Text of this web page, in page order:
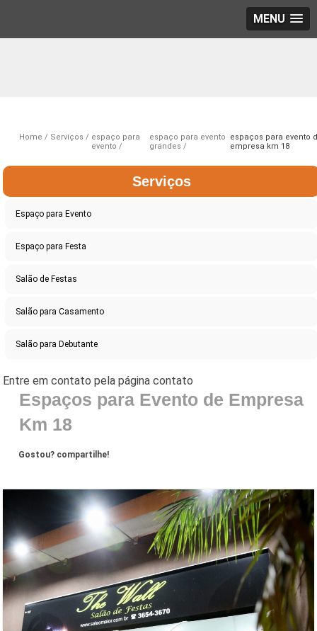
MENU
Home Serviços
espaço para
evento
espaço para evento
grandes
espaços para evento
empresa km 18
Serviços
Espaço para Evento
Espaço para Festa
Salão de Festas
Salão para Casamento
Salão para Debutante
Espaços para Evento de Empresa
Km 18
Gostou? compartilhe!